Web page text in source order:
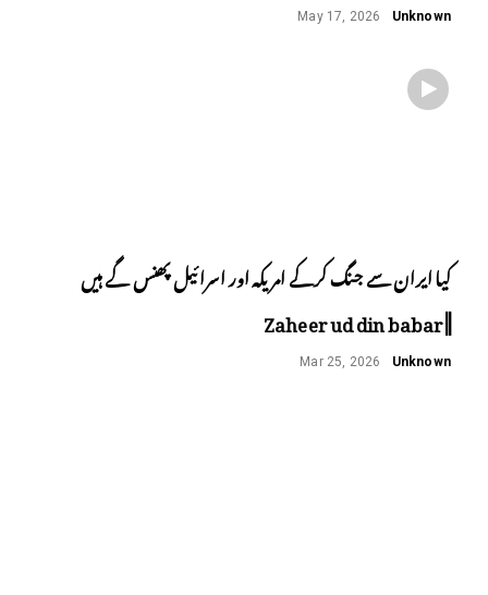
Unknown
May 17, 2026
کیا ایران سے جنگ کرکے امریکہ اور اسرائیل پھنس گے ہیں
||Zaheer ud din babar
Unknown
Mar 25, 2026